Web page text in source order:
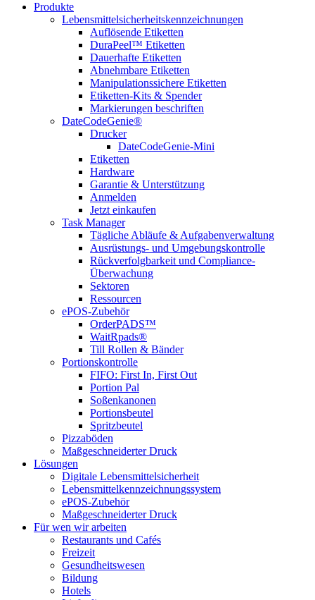
Produkte
Lebensmittelsicherheitskennzeichnungen
Auflösende Etiketten
DuraPeel™ Etiketten
Dauerhafte Etiketten
Abnehmbare Etiketten
Manipulationssichere Etiketten
Etiketten-Kits & Spender
Markierungen beschriften
DateCodeGenie®
Drucker
DateCodeGenie-Mini
Etiketten
Hardware
Garantie & Unterstützung
Anmelden
Jetzt einkaufen
Task Manager
Tägliche Abläufe & Aufgabenverwaltung
Ausrüstungs- und Umgebungskontrolle
Rückverfolgbarkeit und Compliance-
Überwachung
Sektoren
Ressourcen
ePOS-Zubehör
OrderPADS™
WaitRpads®
Till Rollen & Bänder
Portionskontrolle
FIFO: First In, First Out
Portion Pal
Soßenkanonen
Portionsbeutel
Spritzbeutel
Pizzaböden
Maßgeschneiderter Druck
Lösungen
Digitale Lebensmittelsicherheit
Lebensmittelkennzeichnungssystem
ePOS-Zubehör
Maßgeschneiderter Druck
Für wen wir arbeiten
Restaurants und Cafés
Freizeit
Gesundheitswesen
Bildung
Hotels